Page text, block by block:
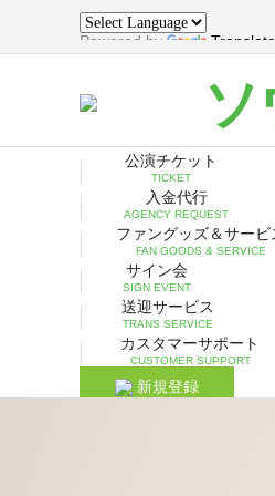
Powered by Translate
公演チケット
TICKET
入金代行
AGENCY REQUEST
ファングッズ＆サービ
FAN GOODS & SERVICE
サイン会
SIGN EVENT
送迎サービス
TRANS SERVICE
カスタマーサポート
CUSTOMER SUPPORT
新規登録